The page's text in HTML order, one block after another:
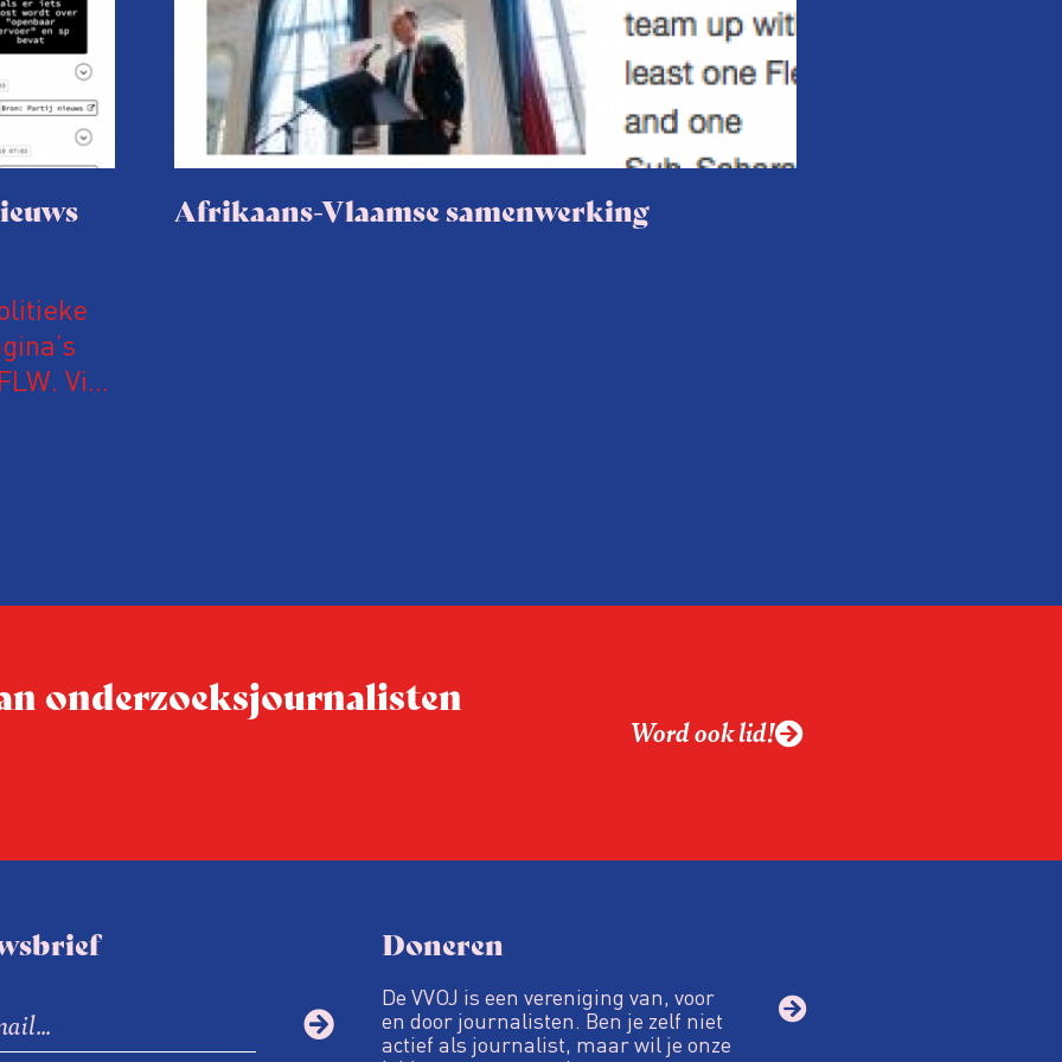
Via
en
Afrikaans-Vlaamse samenwerking
onderzoeksjournalisten
Word ook lid!
Doneren
De VVOJ is een vereniging van, voor
en door journalisten. Ben je zelf niet
actief als journalist, maar wil je onze